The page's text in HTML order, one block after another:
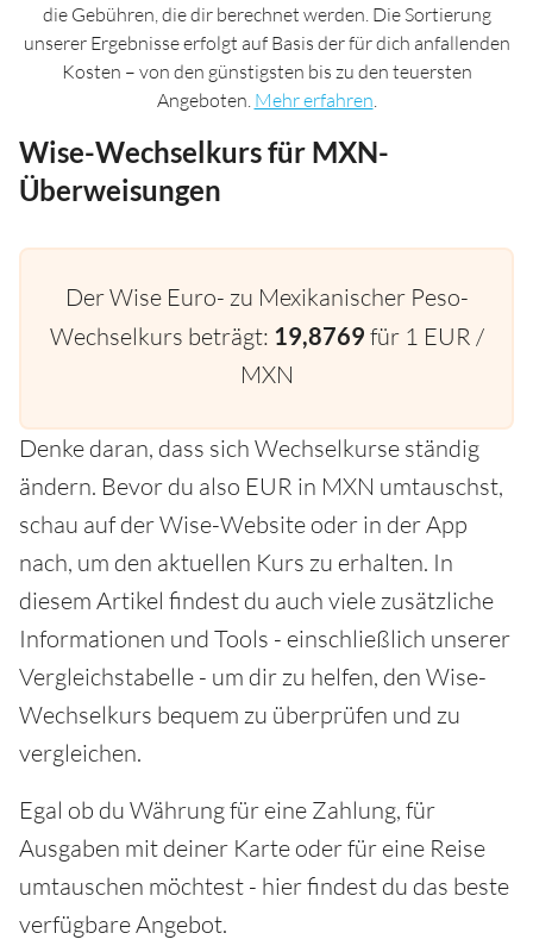
die Gebühren, die dir berechnet werden. Die Sortierung
unserer Ergebnisse erfolgt auf Basis der für dich anfallenden
Kosten – von den günstigsten bis zu den teuersten
Angeboten. Mehr erfahren.
Wise-Wechselkurs für MXN-
Überweisungen
Der Wise Euro- zu Mexikanischer Peso-
Wechselkurs beträgt: 19,8769 für 1 EUR /
MXN
Denke daran, dass sich Wechselkurse ständig
ändern. Bevor du also EUR in MXN umtauschst,
schau auf der Wise-Website oder in der App
nach, um den aktuellen Kurs zu erhalten. In
diesem Artikel findest du auch viele zusätzliche
Informationen und Tools - einschließlich unserer
Vergleichstabelle - um dir zu helfen, den Wise-
Wechselkurs bequem zu überprüfen und zu
vergleichen.
Egal ob du Währung für eine Zahlung, für
Ausgaben mit deiner Karte oder für eine Reise
umtauschen möchtest - hier findest du das beste
verfügbare Angebot.